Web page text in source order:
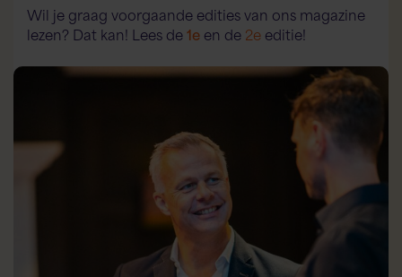
Wil je graag voorgaande edities van ons magazine
lezen? Dat kan! Lees de1e en de 2e editie!